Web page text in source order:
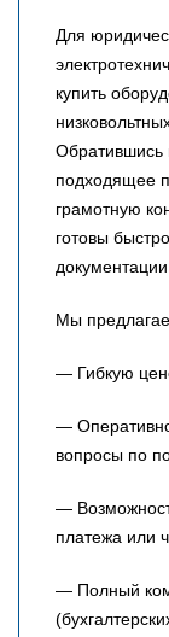
Для
купить
Обратившись
подходящее
грамотную
готовы
Мы
— Гибкую
—
вопросы по
—
платежа или
— Полный